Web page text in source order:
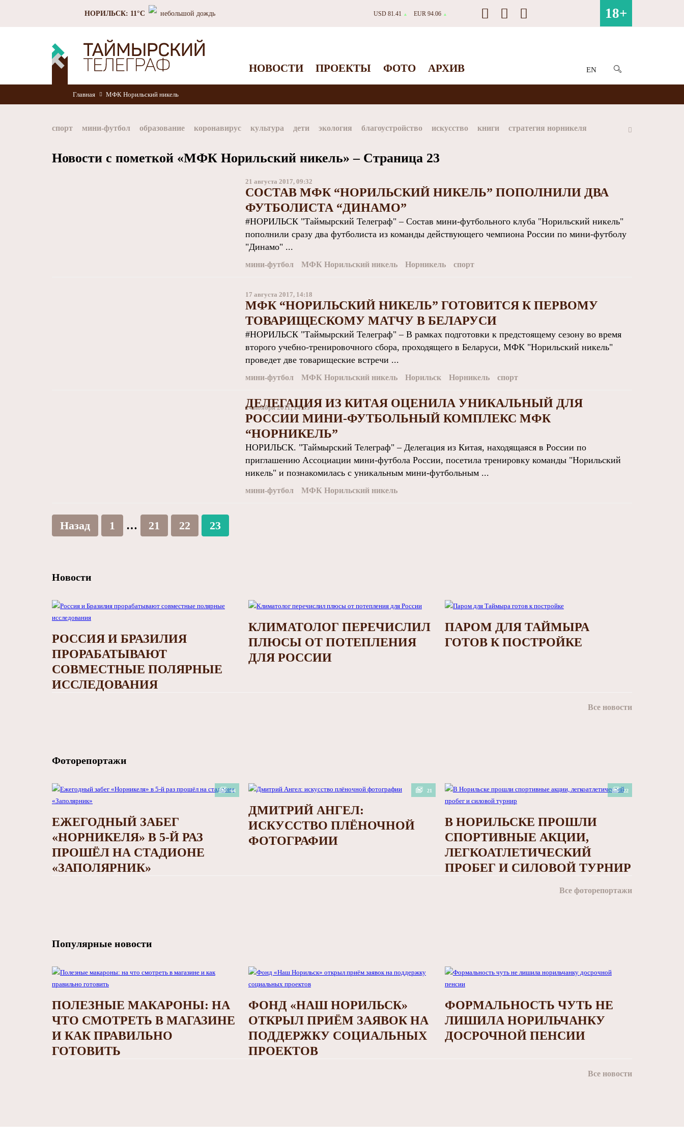
НОРИЛЬСК: 11°C небольшой дождь USD 81.41 ▲ EUR 94.06 ▲ 18+
НОВОСТИ ПРОЕКТЫ ФОТО АРХИВ EN
Главная МФК Норильский никель
спорт мини-футбол образование коронавирус культура дети экология благоустройство искусство книги стратегия норникеля
Новости с пометкой «МФК Норильский никель» – Страница 23
21 августа 2017, 09:32
СОСТАВ МФК “НОРИЛЬСКИЙ НИКЕЛЬ” ПОПОЛНИЛИ ДВА
ФУТБОЛИСТА “ДИНАМО”
#НОРИЛЬСК "Таймырский Телеграф" – Состав мини-футбольного клуба "Норильский никель"
пополнили сразу два футболиста из команды действующего чемпиона России по мини-футболу
"Динамо" ...
мини-футбол МФК Норильский никель Норникель спорт
17 августа 2017, 14:18
МФК “НОРИЛЬСКИЙ НИКЕЛЬ” ГОТОВИТСЯ К ПЕРВОМУ
ТОВАРИЩЕСКОМУ МАТЧУ В БЕЛАРУСИ
#НОРИЛЬСК "Таймырский Телеграф" – В рамках подготовки к предстоящему сезону во время
второго учебно-тренировочного сбора, проходящего в Беларуси, МФК "Норильский никель"
проведет две товарищеские встречи ...
мини-футбол МФК Норильский никель Норильск Норникель спорт
14 ноября 2011, 14:35
ДЕЛЕГАЦИЯ ИЗ КИТАЯ ОЦЕНИЛА УНИКАЛЬНЫЙ ДЛЯ
РОССИИ МИНИ-ФУТБОЛЬНЫЙ КОМПЛЕКС МФК
“НОРНИКЕЛЬ”
НОРИЛЬСК. "Таймырский Телеграф" – Делегация из Китая, находящаяся в России по
приглашению Ассоциации мини-футбола России, посетила тренировку команды "Норильский
никель" и познакомилась с уникальным мини-футбольным ...
мини-футбол МФК Норильский никель
Назад 1 … 21 22 23
Новости
РОССИЯ И БРАЗИЛИЯ
ПРОРАБАТЫВАЮТ
СОВМЕСТНЫЕ ПОЛЯРНЫЕ
ИССЛЕДОВАНИЯ
КЛИМАТОЛОГ ПЕРЕЧИСЛИЛ
ПЛЮСЫ ОТ ПОТЕПЛЕНИЯ
ДЛЯ РОССИИ
ПАРОМ ДЛЯ ТАЙМЫРА
ГОТОВ К ПОСТРОЙКЕ
Все новости
Фоторепортажи
64
ЕЖЕГОДНЫЙ ЗАБЕГ
«НОРНИКЕЛЯ» В 5-Й РАЗ
ПРОШЁЛ НА СТАДИОНЕ
«ЗАПОЛЯРНИК»
21
ДМИТРИЙ АНГЕЛ:
ИСКУССТВО ПЛЁНОЧНОЙ
ФОТОГРАФИИ
22
В НОРИЛЬСКЕ ПРОШЛИ
СПОРТИВНЫЕ АКЦИИ,
ЛЕГКОАТЛЕТИЧЕСКИЙ
ПРОБЕГ И СИЛОВОЙ ТУРНИР
Все фоторепортажи
Популярные новости
ПОЛЕЗНЫЕ МАКАРОНЫ: НА
ЧТО СМОТРЕТЬ В МАГАЗИНЕ
И КАК ПРАВИЛЬНО
ГОТОВИТЬ
ФОНД «НАШ НОРИЛЬСК»
ОТКРЫЛ ПРИЁМ ЗАЯВОК НА
ПОДДЕРЖКУ СОЦИАЛЬНЫХ
ПРОЕКТОВ
ФОРМАЛЬНОСТЬ ЧУТЬ НЕ
ЛИШИЛА НОРИЛЬЧАНКУ
ДОСРОЧНОЙ ПЕНСИИ
Все новости